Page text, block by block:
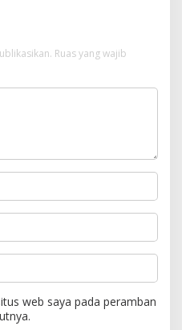
Ruas yang wajib
web saya pada peramban